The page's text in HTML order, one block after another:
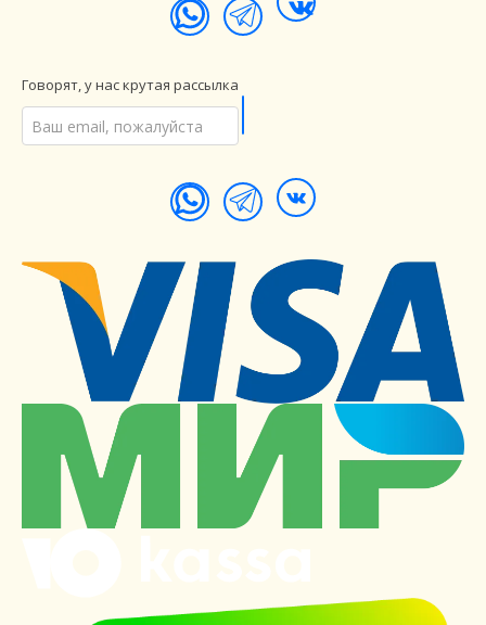
Говорят, у нас крутая рассылка